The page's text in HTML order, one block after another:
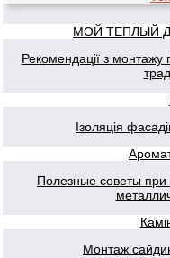
МОЙ ТЕПЛЫЙ
Рекомендації з монтажу
Ізоляція
Полезные советы при
Монтаж